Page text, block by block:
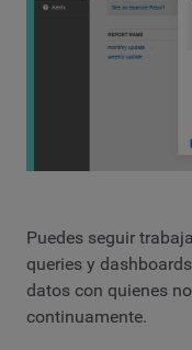
Puedes seguir
queries y
datos con quienes
continuamente.